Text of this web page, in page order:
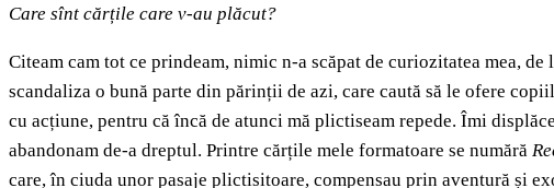
Care sînt cărțile care v-au plăcut?
Citeam cam tot ce prindeam, nimic n-a scăpat de curiozitatea mea,
scandaliza o bună parte din părinții de azi, care caută să le ofere
cu acțiune, pentru că încă de atunci mă plictiseam repede. Îmi
abandonam de-a dreptul. Printre cărțile mele formatoare se numără
care, în ciuda unor pasaje plictisitoare, compensau prin aventură și